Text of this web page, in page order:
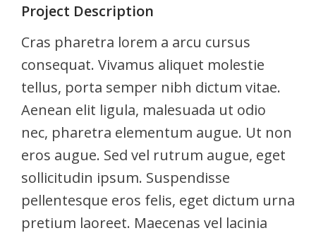
Project Description
Cras pharetra lorem a arcu cursus
consequat. Vivamus aliquet molestie
tellus, porta semper nibh dictum vitae.
Aenean elit ligula, malesuada ut odio
nec, pharetra elementum augue. Ut non
eros augue. Sed vel rutrum augue, eget
sollicitudin ipsum. Suspendisse
pellentesque eros felis, eget dictum urna
pretium laoreet. Maecenas vel lacinia